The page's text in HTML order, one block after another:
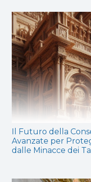
Il Futuro della
Avanzate per
dalle Minacce dei